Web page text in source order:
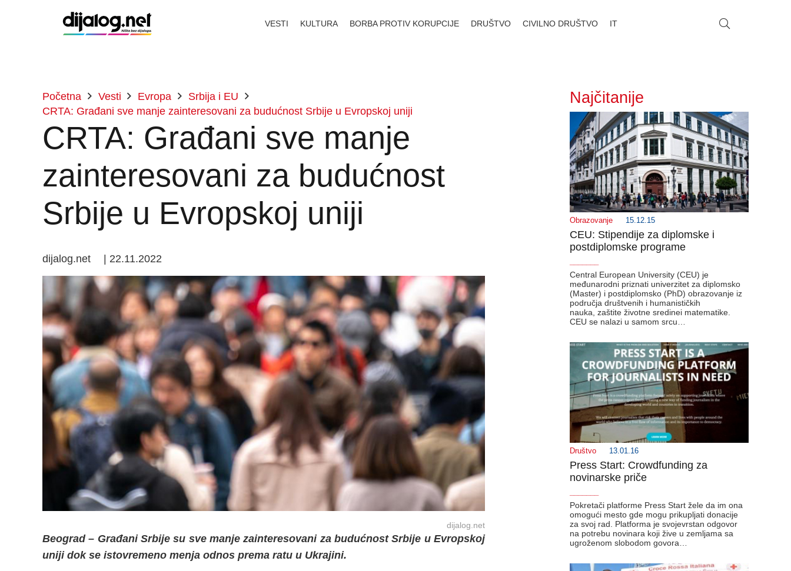
VESTI KULTURA BORBA PROTIV KORUPCIJE DRUŠTVO CIVILNO DRUŠTVO IT
Početna Vesti Evropa
Srbija i EU
CRTA: Građani sve manje zainteresovani za budućnost Srbije u Evropskoj uniji
CRTA: Građani sve manje
zainteresovani za budućnost
Srbije u Evropskoj uniji
dijalog.net 22.11.2022
dijalog.net
Beograd – Građani Srbije su sve manje zainteresovani za budućnost Srbije u Evropskoj
uniji dok se istovremeno menja odnos prema ratu u Ukrajini.
Najčitanije
Obrazovanje 15.12.15
CEU: Stipendije za diplomske i
postdiplomske programe
Central European University (CEU) je
međunarodni priznati univerzitet za diplomsko
(Master) i postdiplomsko (PhD) obrazovanje iz
područja društvenih i humanističkih
nauka, zaštite životne sredinei matematike.
CEU se nalazi u samom srcu…
Društvo 13.01.16
Press Start: Crowdfunding za
novinarske priče
Pokretači platforme Press Start žele da im ona
omogući mesto gde mogu prikupljati donacije
za svoj rad. Platforma je svojevrstan odgovor
na potrebu novinara koji žive u zemljama sa
ugroženom slobodom govora…